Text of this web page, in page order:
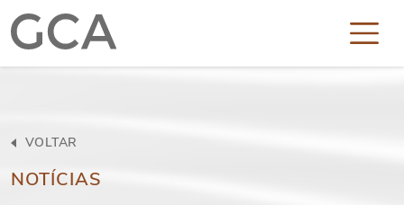
NOTÍCIAS
VOLTAR